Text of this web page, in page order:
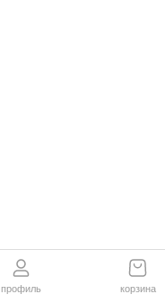
профиль корзина